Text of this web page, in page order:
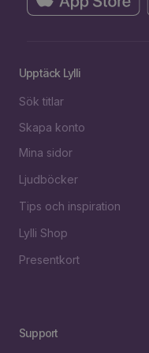
Upptäck Lylli
Sök titlar
Skapa konto
Mina sidor
Ljudböcker
Tips och inspiration
Lylli Shop
Presentkort
Support